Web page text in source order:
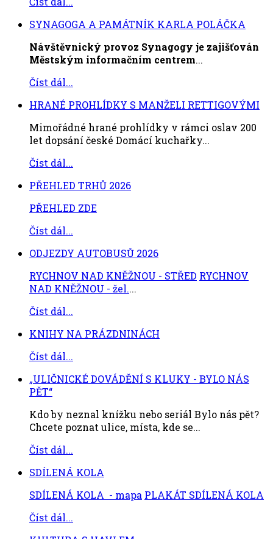
SYNAGOGA A PAMÁTNÍK KARLA POLÁČKA
Návštěvnický provoz Synagogy je zajišťován
Městským informačním centrem...
Číst dál...
HRANÉ PROHLÍDKY S MANŽELI RETTIGOVÝMI
Mimořádné hrané prohlídky v rámci oslav 200
let dopsání české Domácí kuchařky...
Číst dál...
PŘEHLED TRHŮ 2026
PŘEHLED ZDE
Číst dál...
ODJEZDY AUTOBUSŮ 2026
RYCHNOV NAD KNĚŽNOU - STŘED RYCHNOV
NAD KNĚŽNOU - žel....
Číst dál...
KNIHY NA PRÁZDNINÁCH
Číst dál...
„ULIČNICKÉ DOVÁDĚNÍ S KLUKY - BYLO NÁS
PĚT“
Kdo by neznal knížku nebo seriál Bylo nás pět?
Chcete poznat ulice, místa, kde se...
Číst dál...
SDÍLENÁ KOLA
SDÍLENÁ KOLA - mapa PLAKÁT SDÍLENÁ KOLA
Číst dál...